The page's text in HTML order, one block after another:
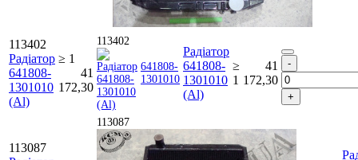
113402
Радіатор
641808-
1301010
(Al)
≥ 1
41
172,30
113402
641808-
1301010
Радіатор
641808-
1301010
(Al)
≥
1
41
172,30
113087
113087